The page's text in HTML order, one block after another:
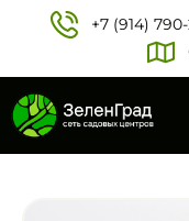
+7 (914)